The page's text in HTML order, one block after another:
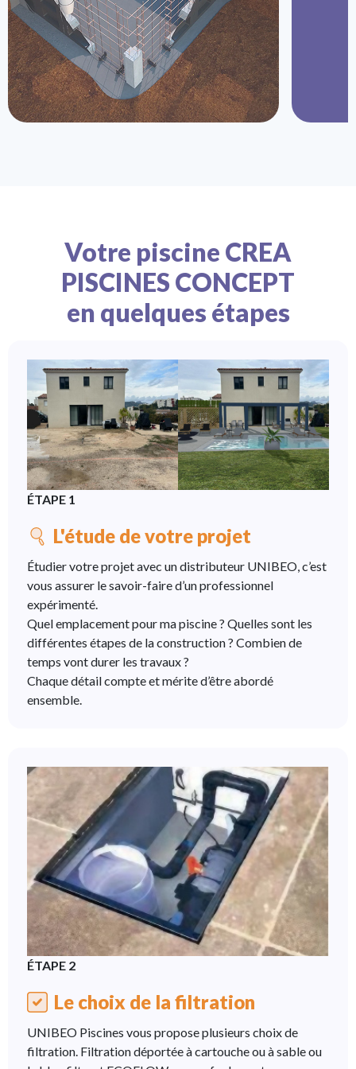
Votre piscine CREA
PISCINES CONCEPT
en quelques étapes
ÉTAPE 1
L'étude de votre projet
Étudier votre projet avec un distributeur UNIBEO, c’est
vous assurer le savoir-faire d’un professionnel
expérimenté.
Quel emplacement pour ma piscine ? Quelles sont les
différentes étapes de la construction ? Combien de
temps vont durer les travaux ?
Chaque détail compte et mérite d’être abordé
ensemble.
ÉTAPE 2
Le choix de la filtration
UNIBEO Piscines vous propose plusieurs choix de
filtration. Filtration déportée à cartouche ou à sable ou